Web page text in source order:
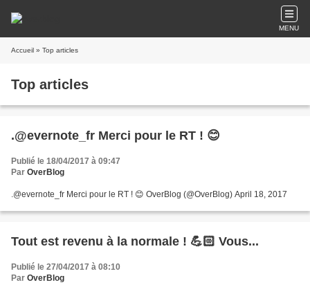
MENU
Accueil » Top articles
Top articles
.@evernote_fr Merci pour le RT ! 😊
Publié le 18/04/2017 à 09:47
Par OverBlog
.@evernote_fr Merci pour le RT ! 😊 OverBlog (@OverBlog) April 18, 2017
Tout est revenu à la normale ! 💪🏻 Vous...
Publié le 27/04/2017 à 08:10
Par OverBlog